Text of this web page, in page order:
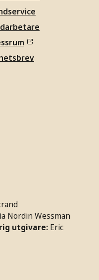
Nordin Wessman
utgivare: Eric